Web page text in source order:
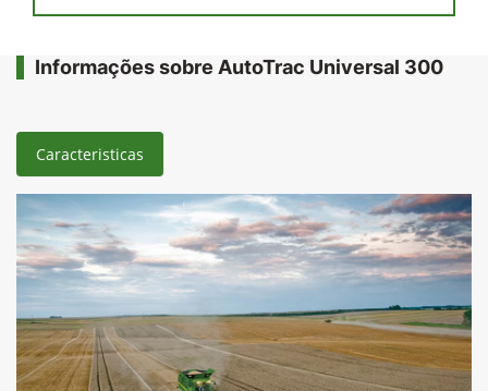
Informações sobre AutoTrac Universal 300
Caracteristicas